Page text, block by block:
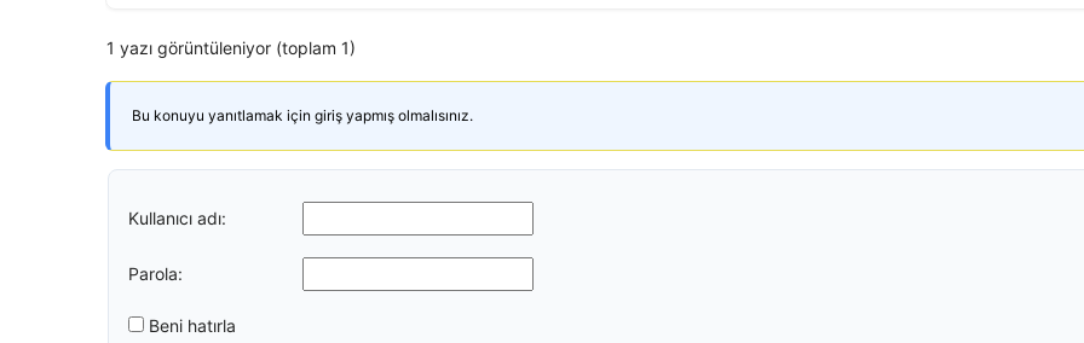
1 yazı görüntüleniyor (toplam 1)
Bu konuyu yanıtlamak için giriş yapmış olmalısınız.
Kullanıcı adı:
Parola:
Beni hatırla